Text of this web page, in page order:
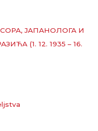
ЈАПАНОЛОГА И
(1. 12. 1935 – 16.